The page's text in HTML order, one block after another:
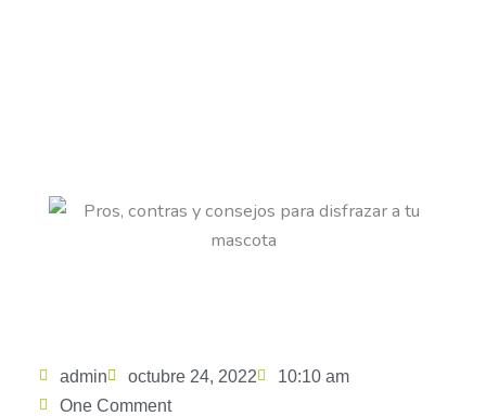
admin octubre 24, 2022
10:10 am
One Comment